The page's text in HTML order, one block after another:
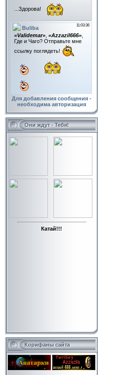
Для добавления сообщения -
необходима авторизация
Они ждут - Тебя!
Катай!!!
Корифаны сайта